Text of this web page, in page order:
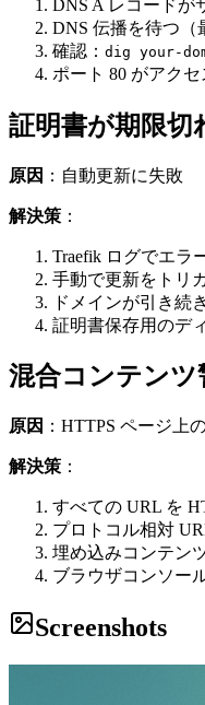
DNS A レコードが
DNS 伝播を待つ（
確認： dig your-
ポート 80 がアク
証明書が期限切
原因 ：自動更新に失敗
解決策 ：
Traefik ログでエラ
手動で更新をトリ
ドメインが引き続
証明書保存用のデ
混合コンテンツ
原因 ：HTTPS ページ上
解決策 ：
すべての URL を
プロトコル相対
埋め込みコンテン
ブラウザコンソー
Screenshots